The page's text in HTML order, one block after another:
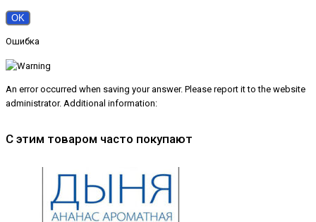
OK
Ошибка
An error occurred when saving your answer. Please report it to the website
administrator. Additional information:
С этим товаром часто покупают